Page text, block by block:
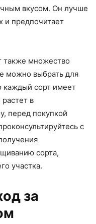
вкусом. Он лучше
и предпочитает
также множество
можно выбрать для
каждый сорт имеет
в
перед покупкой
с
сорта,
участка.
за